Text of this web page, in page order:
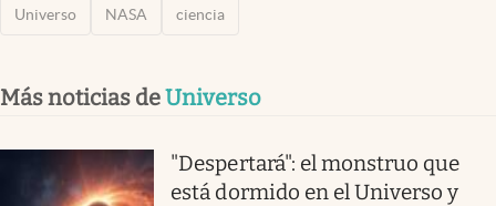
Universo NASA ciencia
Más noticias deUniverso
"Despertará": el monstruo que
está dormido en el Universo y